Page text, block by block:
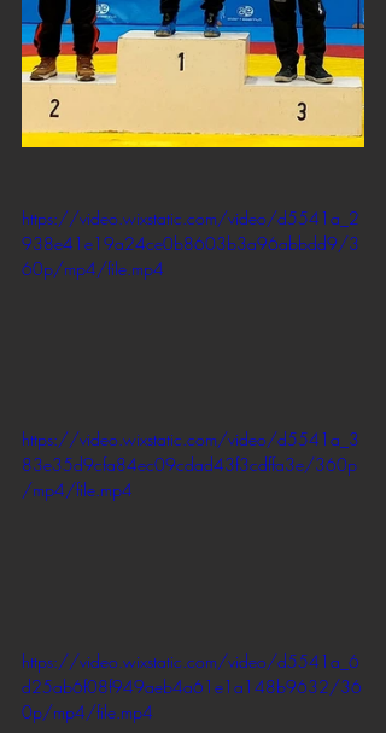
https://video.wixstatic.com/video/d5541a_2
938e41e19a24ce0b8603b3a96abbdd9/3
60p/mp4/file.mp4
https://video.wixstatic.com/video/d5541a_3
83e35d9cfa84ec09cdad43f3cdffa3e/360p
/mp4/file.mp4
https://video.wixstatic.com/video/d5541a_6
d25ab6f08f949aeb4a61e1a148b9632/36
0p/mp4/file.mp4